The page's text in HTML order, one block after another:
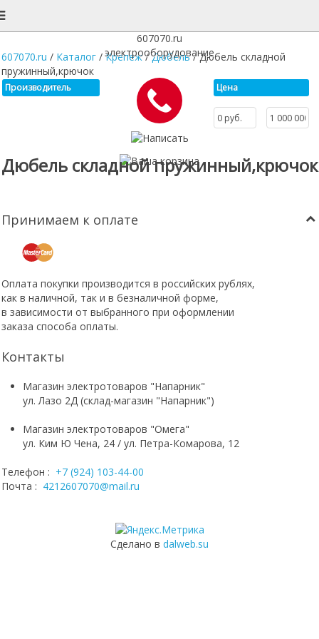
607070.ru
электрооборудование
607070.ru / Каталог /Крепеж/Дюбель/Дюбель складной
пружинный,крючок
Производитель Цена
Дюбель складной пружинный,крючок
Принимаем к оплате
Оплата покупки производится в российских рублях,
как в наличной, так и в безналичной форме,
в зависимости от выбранного при оформлении
заказа способа оплаты.
Контакты
Магазин электротоваров "Напарник"
ул. Лазо 2Д (склад-магазин "Напарник")
Магазин электротоваров "Омега"
ул. Ким Ю Чена, 24 / ул. Петра-Комарова, 12
Телефон : +7 (924) 103-44-00
Почта : 4212607070@mail.ru
Сделано в dalweb.su